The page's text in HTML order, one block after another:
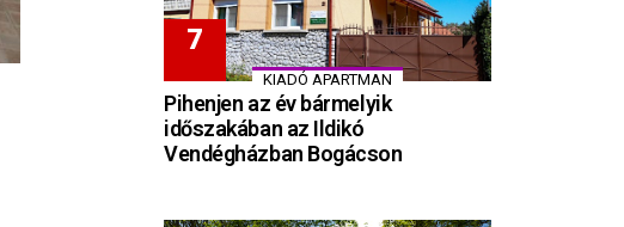
KIADÓ APARTMAN
Pihenjen az év bármelyik
időszakában az Ildikó
Vendégházban Bogácson